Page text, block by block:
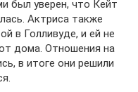
был уверен, что Кейт
Актриса также
в Голливуде, и ей не
дома. Отношения на
в итоге они решили